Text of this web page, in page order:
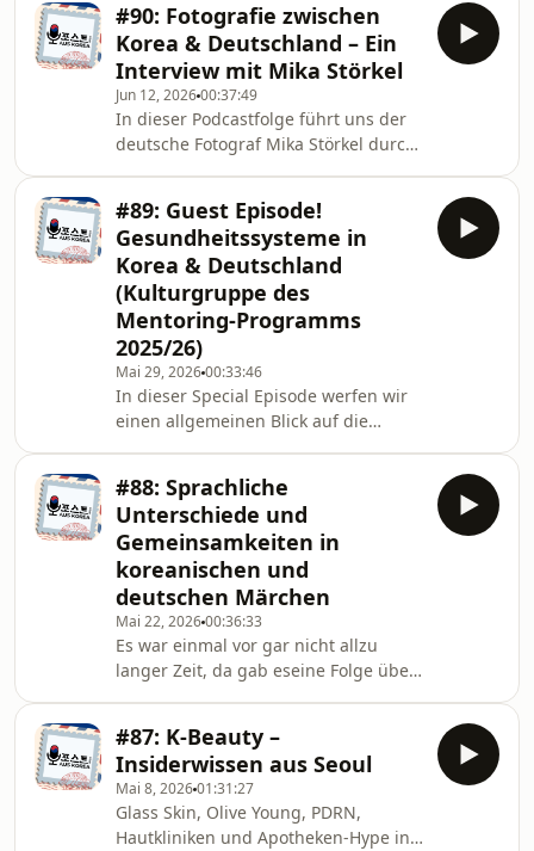
Beziehungen ein. Deshalb ist dieses
Jahr die mehrteilige Podcastreihe
„Koreanisch-deutscheGeschichten“
gestartet. Dort spricht Podcast-AG-
Mitglied Sinu mit spannenden
Gäst*innen über ihre Perspektive auf
koreanisch-deutsche
Migrationsgeschichte.Freut euch in
dieser Folge auf den
#90: Fotografie zwischen
Korea & Deutschland – Ein
Interview mit Mika Störkel
Jun 12, 202600:37:49
In dieser Podcastfolge führt uns der
deutsche Fotograf Mika Störkel durch
koreanischen Berge um Seoul, deren
kulturelle Bedeutung und das
Wandern in Korea. Seine
persönlichen Erfahrungen in Korea
haben Mika stark in seiner Fotografie
geprägt und stehen beispielhaft
dafür, was für Möglichkeiten sich
eröffnen, wenn man seine Interessen
#89: Guest Episode!
Gesundheitssysteme in
Korea & Deutschland
(Kulturgruppe des
Mentoring-Programms
2025/26)
Mai 29, 202600:33:46
In dieser Special Episode werfen wir
einen allgemeinen Blick auf die
Geschichten, Funktionsweisen,
Unterschiede, Herausforderungen
und aktuelle Trends.Entstanden im
Rahmen des Mentoring-Programms
2025/26 des Netzwerks Junge
Generation Deutschland-
Korea.*CREDITS: Konzept &amp;
Moderation: Fine, Michael,
HannaSchnitt: HannaQuellen: https:
#88: Sprachliche
Unterschiede und
Gemeinsamkeiten in
koreanischen und
deutschen Märchen
Mai 22, 202600:36:33
Es war einmal vor gar nicht allzu
langer Zeit, da gab eseine Folge über
konzentrieren uns in dieser Folge auf
die sprachlichen Aspekte. Anhand von
zwei Beispielen besprechen wir
einige Aspekte von typischen
Märchen und sprechen über die
#87: K-Beauty –
Insiderwissen aus Seoul
Mai 8, 202601:31:27
Glass Skin, Olive Young, PDRN,
Hautkliniken und Apotheken-Hype in